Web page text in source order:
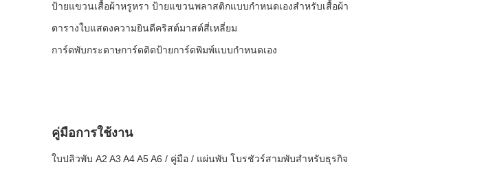
ป้ายแขวนเสื้อผ้าหรูหรา ป้ายแขวนพลาสติกแบบกำหนดเองสำหรับเสื้อผ้า
ตารางใบแสดงความยินดีคริสต์มาสต์สี่เหลี่ยม
การ์ดพับกระดาษการ์ดติดป้ายการ์ดพิมพ์แบบกําหนดเอง
คู่มือการใช้งาน
ใบปลิวพับ A2 A3 A4 A5 A6 / คู่มือ / แผ่นพับ โบรชัวร์สามพับสำหรับธุรกิจ